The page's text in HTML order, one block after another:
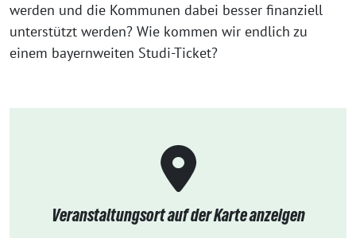
werden und die Kommunen dabei besser finanziell
unterstützt werden? Wie kommen wir endlich zu
einem bayernweiten Studi-Ticket?
Veranstaltungsort auf der Karte anzeigen